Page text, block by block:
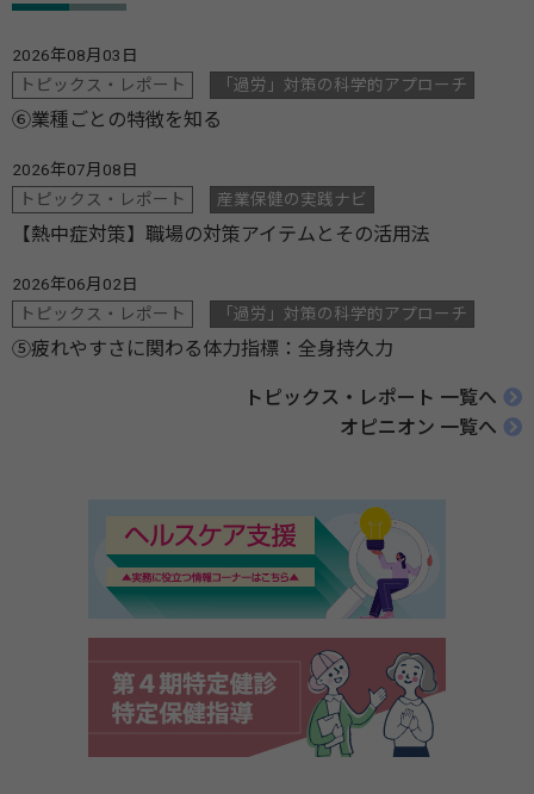
2026年08月03日
トピックス・レポート
「過労」対策の科学的アプローチ
⑥業種ごとの特徴を知る
2026年07月08日
トピックス・レポート
産業保健の実践ナビ
【熱中症対策】職場の対策アイテムとその活用法
2026年06月02日
トピックス・レポート
「過労」対策の科学的アプローチ
⑤疲れやすさに関わる体力指標：全身持久力
トピックス・レポート 一覧へ
オピニオン 一覧へ